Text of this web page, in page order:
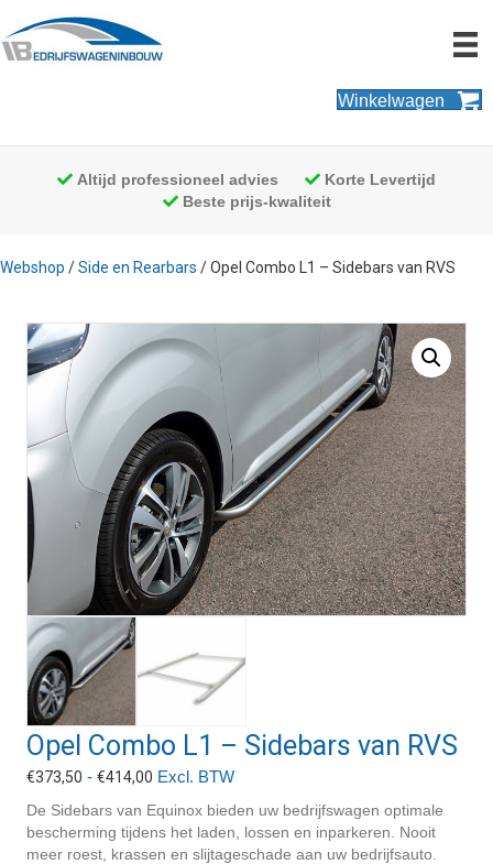
Winkelwagen
Altijd professioneel advies
Korte Levertijd
Beste prijs-kwaliteit
Webshop /Side en Rearbars / Opel Combo L1 – Sidebars van RVS
Opel Combo L1 – Sidebars van RVS
€373,50 - €414,00 Prijsklasse:
tot
€414,00
Excl. BTW
De Sidebars van Equinox bieden uw bedrijfswagen optimale
bescherming tijdens het laden, lossen en inparkeren. Nooit
meer roest, krassen en slijtageschade aan uw bedrijfsauto.